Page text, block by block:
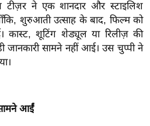
टीज़र ने एक शानदार और स्टाइलिश
शुरुआती उत्साह के बाद, फिल्म को
कास्ट, शूटिंग शेड्यूल या रिलीज़ की
जानकारी सामने नहीं आई।उस चुप्पी ने
आईं